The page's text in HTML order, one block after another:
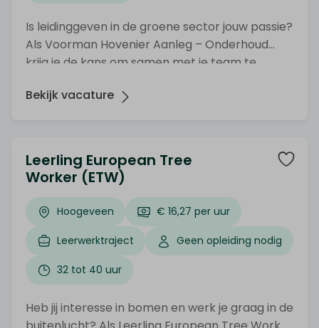
Is leidinggeven in de groene sector jouw passie?
Als Voorman Hovenier Aanleg – Onderhoud
krijg je de kans om samen met je team te
om jouw kennis en ervaring in te zetten? Dan
Bekijk vacature
Leerling European Tree
Worker (ETW)
Hoogeveen € 16,27 per uur
Leerwerktraject Geen opleiding nodig
32 tot 40 uur
Heb jij interesse in bomen en werk je graag in de